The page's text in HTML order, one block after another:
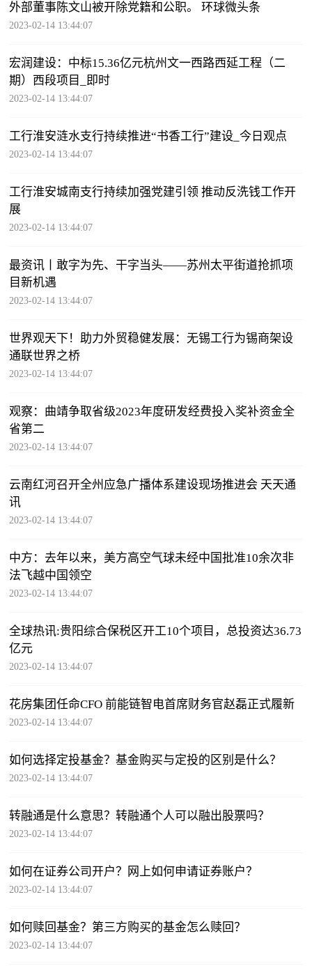
外部董事陈文山被开除党籍和公职。 环球微头条
2023-02-14 13:44:07
宏润建设：中标15.36亿元杭州文一西路西延工程（二
期）西段项目_即时
2023-02-14 13:44:07
工行淮安涟水支行持续推进“书香工行”建设_今日观点
2023-02-14 13:44:07
工行淮安城南支行持续加强党建引领 推动反洗钱工作开
展
2023-02-14 13:44:07
最资讯丨敢字为先、干字当头——苏州太平街道抢抓项
目新机遇
2023-02-14 13:44:07
世界观天下！助力外贸稳健发展：无锡工行为锡商架设
通联世界之桥
2023-02-14 13:44:07
观察：曲靖争取省级2023年度研发经费投入奖补资金全
省第二
2023-02-14 13:44:07
云南红河召开全州应急广播体系建设现场推进会 天天通
讯
2023-02-14 13:44:07
中方：去年以来，美方高空气球未经中国批准10余次非
法飞越中国领空
2023-02-14 13:44:07
全球热讯:贵阳综合保税区开工10个项目，总投资达36.73
亿元
2023-02-14 13:44:07
花房集团任命CFO 前能链智电首席财务官赵磊正式履新
2023-02-14 13:44:07
如何选择定投基金？基金购买与定投的区别是什么？
2023-02-14 13:44:07
转融通是什么意思？转融通个人可以融出股票吗？
2023-02-14 13:44:07
如何在证券公司开户？网上如何申请证券账户？
2023-02-14 13:44:07
如何赎回基金？第三方购买的基金怎么赎回？
2023-02-14 13:44:07